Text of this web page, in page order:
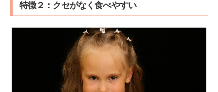
特徴２：クセがなく食べやすい